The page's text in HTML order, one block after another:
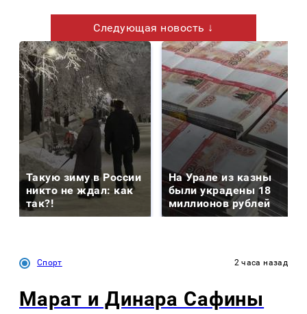
Следующая новость ↓
Такую зиму в России
никто не ждал: как
так?!
На Урале из казны
были украдены 18
миллионов рублей
Спорт 2 часа назад
Марат и Динара Сафины